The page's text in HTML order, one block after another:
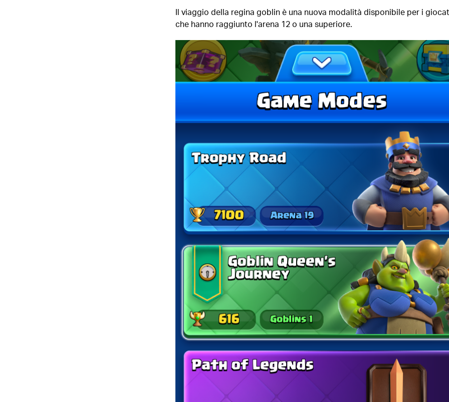
Il viaggio della regina goblin è una nuova modalità disponibile per i
che hanno raggiunto l'arena 12 o una superiore.